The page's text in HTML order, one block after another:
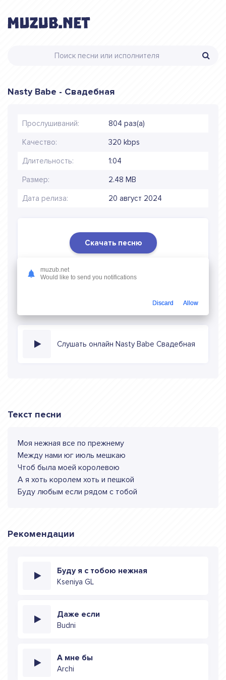
Nasty Babe - Свадебная
Прослушиваний: 804 раз(а)
Качество: 320 kbps
Длительность: 1:04
Размер: 2.48 MB
Дата релиза: 20 август 2024
Скачать песню
1:04, качество: 320 кбитс) бесплатно или слушать музыку
Слушать онлайн Nasty Babe Свадебная
Текст песни
Моя нежная все по прежнему
Между нами юг июль мешкаю
Чтоб была моей королевою
А я хоть королем хоть и пешкой
Буду любым если рядом с тобой
Рекомендации
Буду я с тобою нежная
Kseniya GL
Даже если
Budni
А мне бы
Archi
muzub.net
Would like to send you notifications
Discard Allow